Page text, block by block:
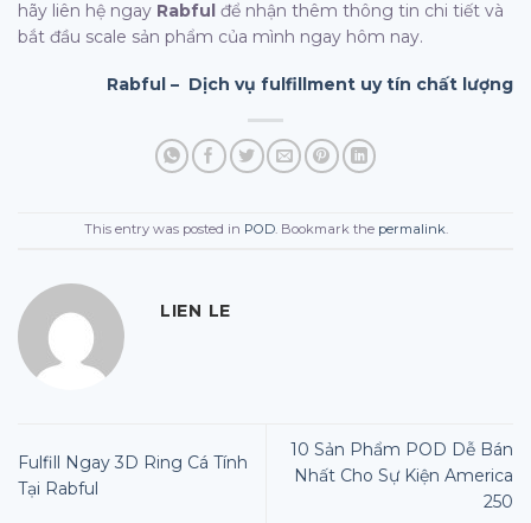
hãy liên hệ ngay Rabful để nhận thêm thông tin chi tiết và
bắt đầu scale sản phẩm của mình ngay hôm nay.
Rabful – Dịch vụ fulfillment uy tín chất lượng
This entry was posted in POD. Bookmark the permalink.
LIEN LE
Fulfill Ngay 3D Ring Cá Tính
Tại Rabful
10 Sản Phẩm POD Dễ Bán
Nhất Cho Sự Kiện America
250